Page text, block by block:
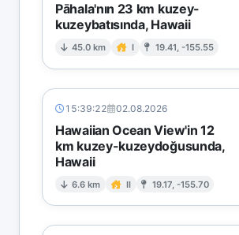
Pāhala'nın 23 km kuzey-
kuzeybatısında, Hawaii
45.0 km I 19.41, -155.55
15:39:22 02.08.2026
Hawaiian Ocean View'in 12
km kuzey-kuzeydoğusunda,
Hawaii
6.6 km II 19.17, -155.70